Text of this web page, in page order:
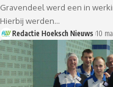
Gravendeel werd een in
Hierbij werden…
Redactie Hoeksch Nieuws 10